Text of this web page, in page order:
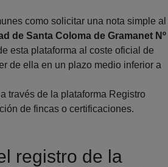
como solicitar una nota simple al
de Santa Coloma de Gramanet Nº
esta plataforma al coste oficial de
de ella en un plazo medio inferior a
través de la plataforma Registro
de fincas o certificaciones.
registro de la